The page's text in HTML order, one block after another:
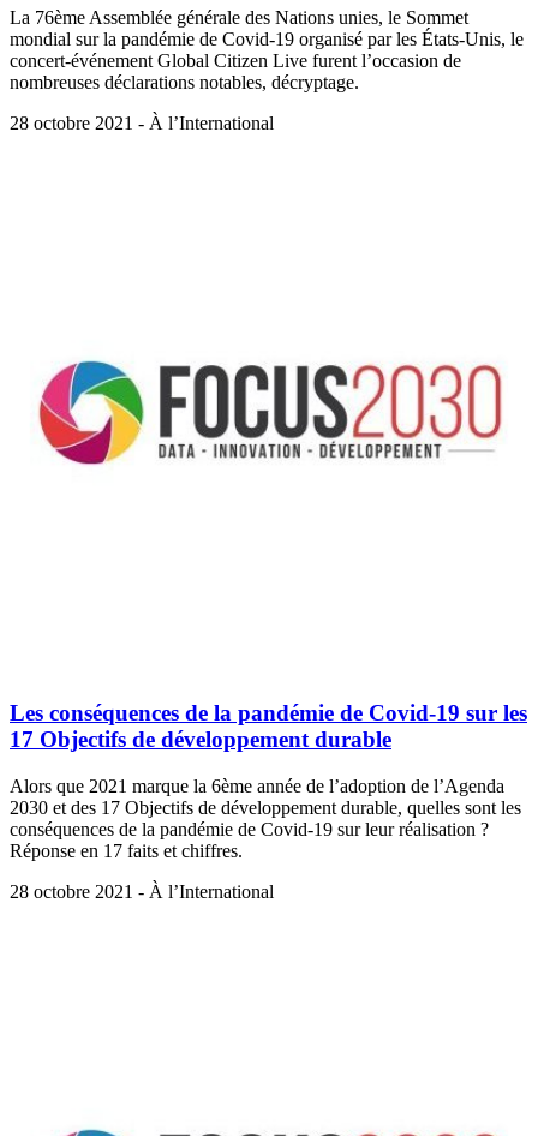
La 76ème Assemblée générale des Nations unies, le Sommet
mondial sur la pandémie de Covid-19 organisé par les États-Unis, le
concert-événement Global Citizen Live furent l’occasion de
nombreuses déclarations notables, décryptage.
28 octobre 2021 - À l’International
Les conséquences de la pandémie de Covid-19 sur les
17 Objectifs de développement durable
Alors que 2021 marque la 6ème année de l’adoption de l’Agenda
2030 et des 17 Objectifs de développement durable, quelles sont les
conséquences de la pandémie de Covid-19 sur leur réalisation ?
Réponse en 17 faits et chiffres.
28 octobre 2021 - À l’International